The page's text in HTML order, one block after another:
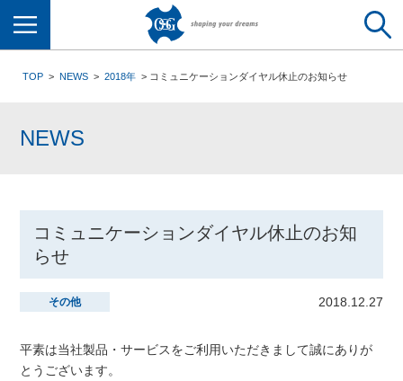
TOP NEWS 2018年 コミュニケーションダイヤル休止のお知らせ
NEWS
コミュニケーションダイヤル休止のお知
らせ
その他 2018.12.27
平素は当社製品・サービスをご利用いただきまして誠にありが
とうございます。